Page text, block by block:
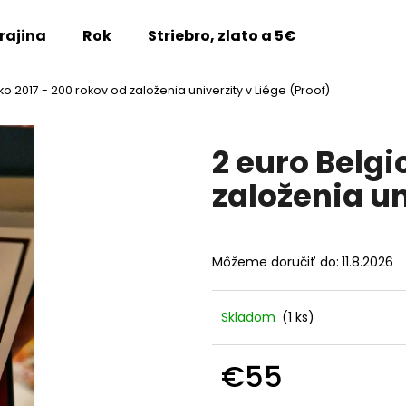
Rok Striebro, zlato a 5€ Vzácne
2017 - 200 rokov od založenia univerzity v Liége (Proof)
2 euro
založenia
Môžeme doručiť do: 11.8.2026
Skladom (1 ks)
€55
Čo potrebujete nájsť?
HĽADAŤ
EURO FRANCÚZSKO 2026 -